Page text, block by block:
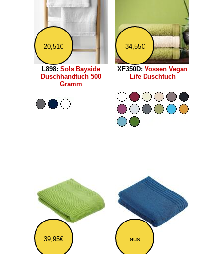
20,51€
L898: Sols Bayside
Duschhandtuch 500
Gramm
34,55€
XF350D: Vossen Vegan
Life Duschtuch
39,95€ aus